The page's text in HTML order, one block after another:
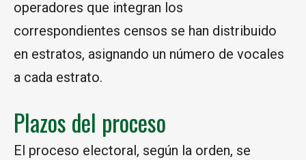
operadores que integran los
correspondientes censos se han distribuido
en estratos, asignando un número de vocales
a cada estrato.
Plazos del proceso
El proceso electoral, según la orden, se